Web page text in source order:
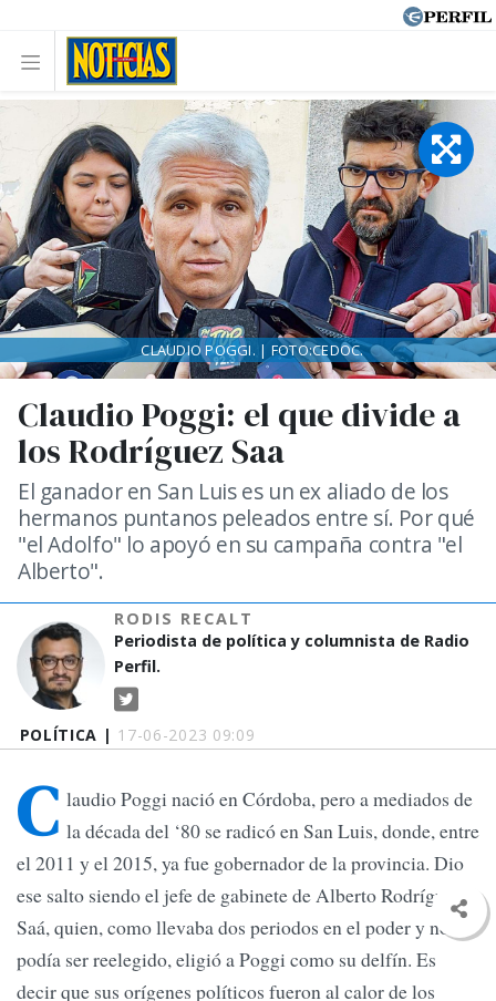
POLÍTICA | 17-06-2023 09:09
Claudio Poggi: el que divide a
los Rodríguez Saa
El ganador en San Luis es un ex aliado de los
hermanos puntanos peleados entre sí. Por qué
"el Adolfo" lo apoyó en su campaña contra "el
Alberto".
RODIS RECALT
Periodista de política y columnista de Radio
Perfil.
CLAUDIO POGGI. | FOTO:CEDOC.
C laudio Poggi nació en Córdoba, pero a mediados de
la década del ‘80 se radicó en San Luis, donde, entre
el 2011 y el 2015, ya fue gobernador de la provincia. Dio
ese salto siendo el jefe de gabinete de Alberto Rodríguez
Saá, quien, como llevaba dos periodos en el poder y no
podía ser reelegido, eligió a Poggi como su delfín. Es
decir que sus orígenes políticos fueron al calor de los